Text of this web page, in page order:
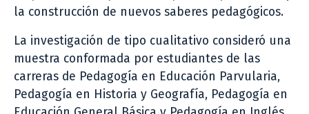
la construcción de nuevos saberes pedagógicos.
La investigación de tipo cualitativo consideró una
muestra conformada por estudiantes de las
carreras de Pedagogía en Educación Parvularia,
Pedagogía en Historia y Geografía, Pedagogía en